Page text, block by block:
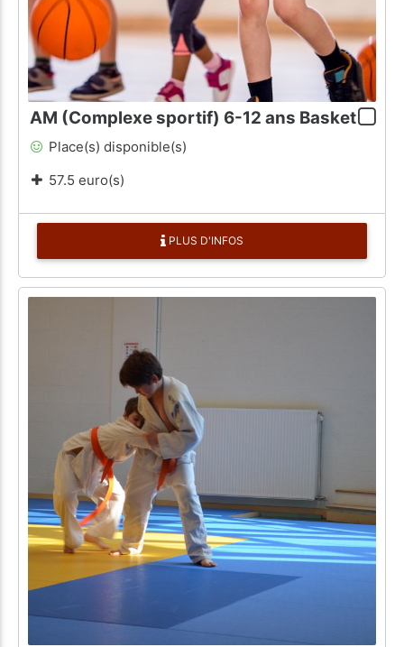
AM (Complexe sportif) 6-12 ans Basket
Place(s) disponible(s)
57.5 euro(s)
PLUS D'INFOS